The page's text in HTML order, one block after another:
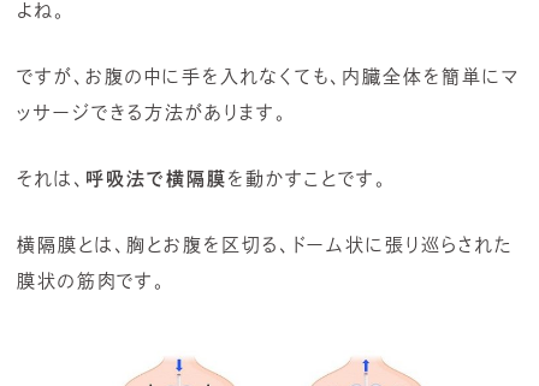
よね。
ですが、お腹の中に手を入れなくても、内臓全体を簡単にマ
ッサージできる方法があります。
それは、 呼吸法で横隔膜 を動かすことです。
横隔膜とは、胸とお腹を区切る、ドーム状に張り巡らされた
膜状の筋肉です。